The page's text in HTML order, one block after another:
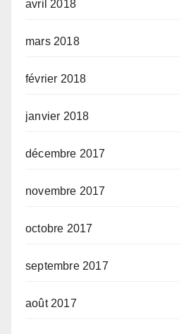
avril 2018
mars 2018
février 2018
janvier 2018
décembre 2017
novembre 2017
octobre 2017
septembre 2017
août 2017